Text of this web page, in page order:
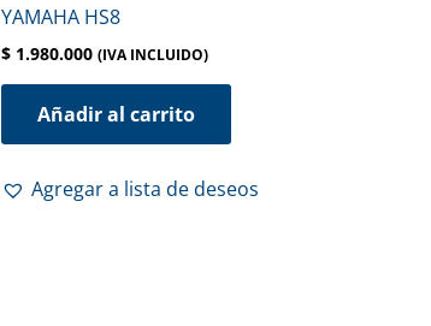
YAMAHA HS8
$ 1.980.000 (IVA INCLUIDO)
Añadir al carrito
Agregar a lista de deseos